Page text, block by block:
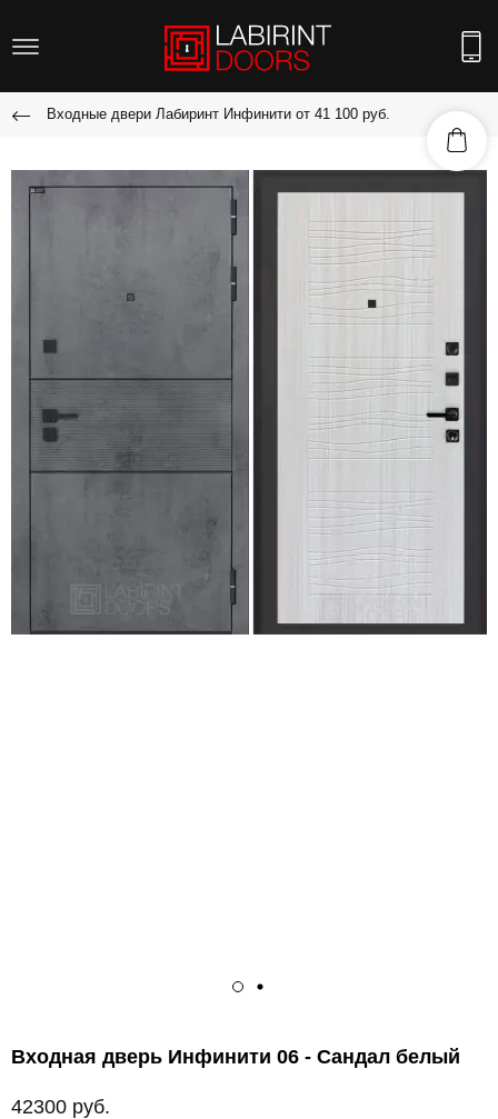
Входные двери Лабиринт Инфинити от 41 100 руб.
Входная дверь Инфинити 06 - Сандал белый
42300 руб.